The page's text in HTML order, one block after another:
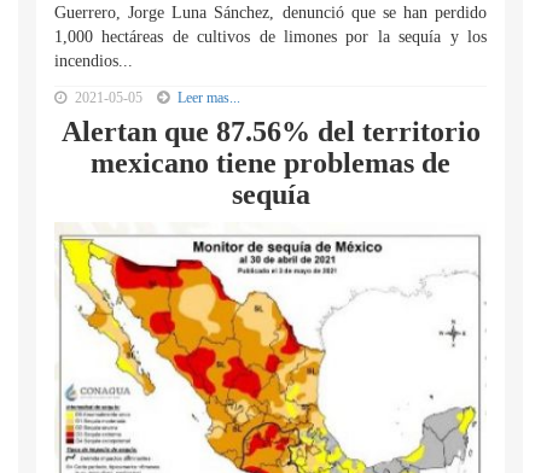
Guerrero, Jorge Luna Sánchez, denunció que se han perdido
1,000 hectáreas de cultivos de limones por la sequía y los
incendios...
2021-05-05 Leer mas...
Alertan que 87.56% del territorio
mexicano tiene problemas de
sequía